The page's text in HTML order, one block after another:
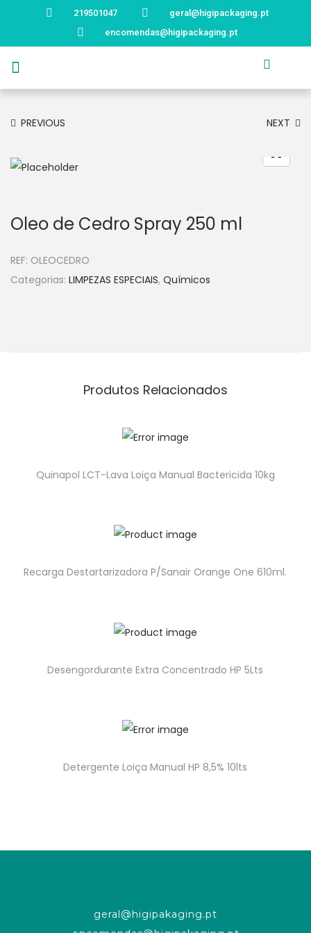
219501047
geral@higipackaging.pt
encomendas@higipackaging.pt
PREVIOUS NEXT
Oleo de Cedro Spray 250 ml
REF: OLEOCEDRO
Categorias: LIMPEZAS ESPECIAIS, Químicos
Produtos Relacionados
Quinapol LCT-Lava Loiça Manual Bactericida 10kg
Recarga Destartarizadora P/Sanair Orange One 610ml.
Desengordurante Extra Concentrado HP 5Lts
Detergente Loiça Manual HP 8,5% 10lts
geral@higipakaging.pt